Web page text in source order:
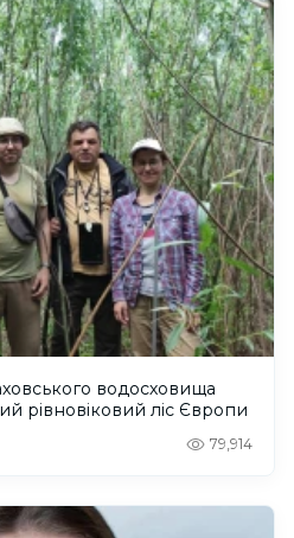
водосховища
рівновіковий ліс Європи
79,914